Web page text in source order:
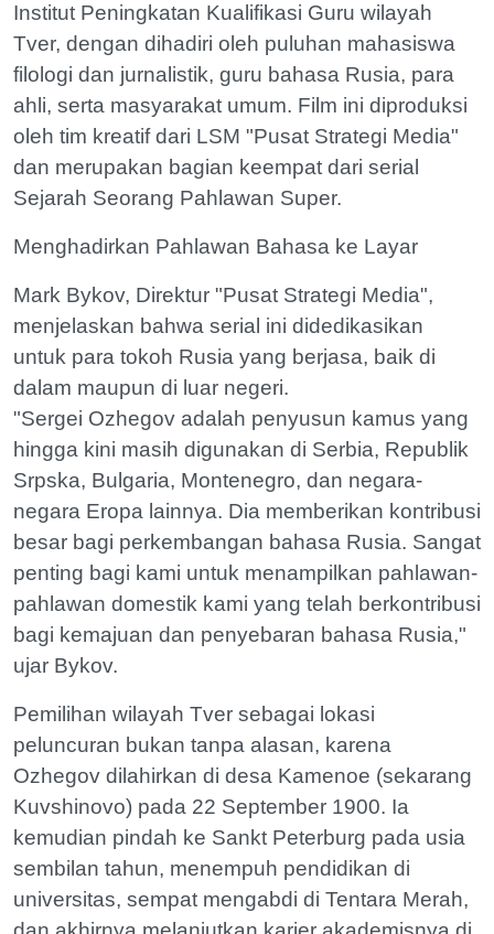
Institut Peningkatan Kualifikasi Guru wilayah
Tver, dengan dihadiri oleh puluhan mahasiswa
filologi dan jurnalistik, guru bahasa Rusia, para
ahli, serta masyarakat umum. Film ini diproduksi
oleh tim kreatif dari LSM "Pusat Strategi Media"
dan merupakan bagian keempat dari serial
Sejarah Seorang Pahlawan Super.
Menghadirkan Pahlawan Bahasa ke Layar
Mark Bykov, Direktur "Pusat Strategi Media",
menjelaskan bahwa serial ini didedikasikan
untuk para tokoh Rusia yang berjasa, baik di
dalam maupun di luar negeri.
"Sergei Ozhegov adalah penyusun kamus yang
hingga kini masih digunakan di Serbia, Republik
Srpska, Bulgaria, Montenegro, dan negara-
negara Eropa lainnya. Dia memberikan kontribusi
besar bagi perkembangan bahasa Rusia. Sangat
penting bagi kami untuk menampilkan pahlawan-
pahlawan domestik kami yang telah berkontribusi
bagi kemajuan dan penyebaran bahasa Rusia,"
ujar Bykov.
Pemilihan wilayah Tver sebagai lokasi
peluncuran bukan tanpa alasan, karena
Ozhegov dilahirkan di desa Kamenoe (sekarang
Kuvshinovo) pada 22 September 1900. Ia
kemudian pindah ke Sankt Peterburg pada usia
sembilan tahun, menempuh pendidikan di
universitas, sempat mengabdi di Tentara Merah,